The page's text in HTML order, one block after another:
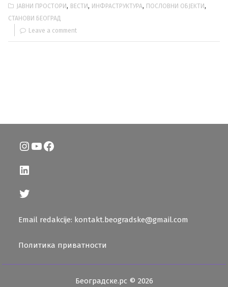
ЈАВНИ ПРОСТОРИ, ВЕСТИ, ИНФРАСТРУКТУРА, ПОСЛОВНИ ОБЈЕКТИ,
СТАНОВИ БЕОГРАД
Leave a comment
Instagram
YouTube
Facebook
LinkedIn
Twitter
Email redakcije: kontakt.beogradske@gmail.com
Политика приватности
Београдске.рс © 2026